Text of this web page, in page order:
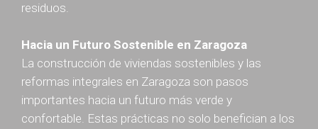
residuos.
Hacia un Futuro Sostenible en Zaragoza
La construcción de viviendas sostenibles y las
reformas integrales en Zaragoza son pasos
importantes hacia un futuro más verde y
confortable. Estas prácticas no solo benefician a los